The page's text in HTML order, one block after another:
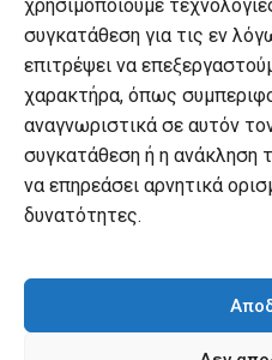
χρησιμοποιούμε
συγκατάθεση για τις εν
επιτρέψει να
χαρακτήρα, όπως
αναγνωριστικά σε αυτόν
συγκατάθεση ή η ανάκληση
να επηρεάσει αρνητικά
δυνατότητες.
Ο λογαριασμός μου
Ο λογαριασμός μου
Οι παραγγελίες μου
Λίστα επιθυμιών